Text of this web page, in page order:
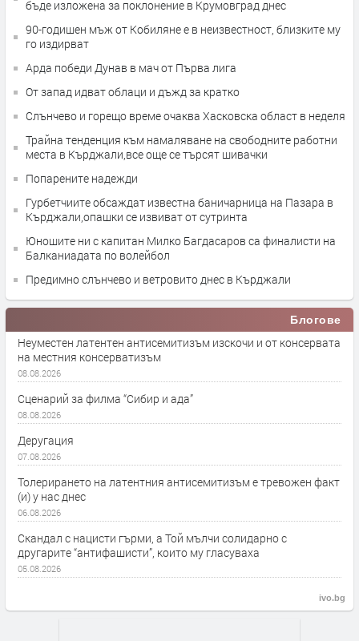
бъде изложена за поклонение в Крумовград днес
90-годишен мъж от Кобиляне е в неизвестност, близките му
го издирват
Арда победи Дунав в мач от Първа лига
От запад идват облаци и дъжд за кратко
Слънчево и горещо време очаква Хасковска област в неделя
Трайна тенденция към намаляване на свободните работни
места в Кърджали,все още се търсят шивачки
Попарените надежди
Гурбетчиите обсаждат известна баничарница на Пазара в
Кърджали,опашки се извиват от сутринта
Юношите ни с капитан Милко Багдасаров са финалисти на
Балканиадата по волейбол
Предимно слънчево и ветровито днес в Кърджали
Блогове
Неуместен латентен антисемитизъм изскочи и от консервата
на местния консерватизъм
08.08.2026
Сценарий за филма “Сибир и ада”
08.08.2026
Деругация
07.08.2026
Толерирането на латентния антисемитизъм е тревожен факт
(и) у нас днес
06.08.2026
Скандал с нацисти гърми, а Той мълчи солидарно с
другарите “антифашисти”, които му гласуваха
05.08.2026
ivo.bg